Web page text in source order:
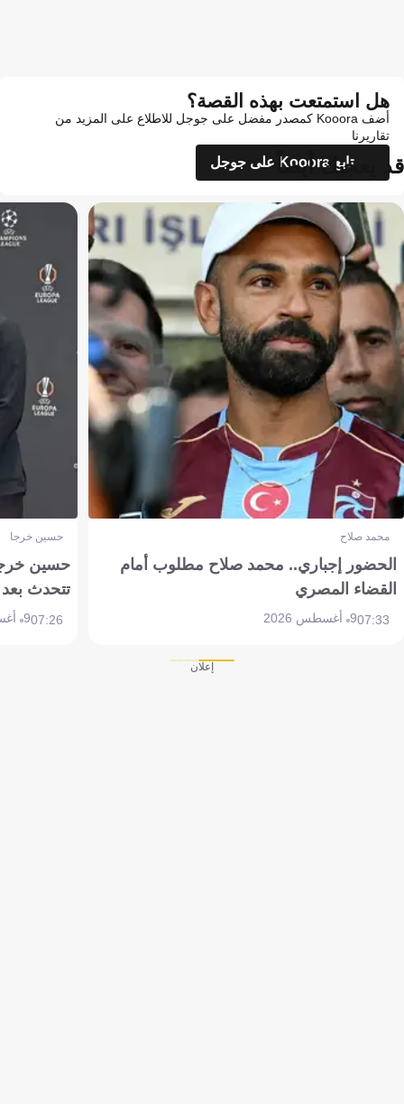
هل استمتعت بهذه القصة؟
أضف Kooora كمصدر مفضل على جوجل للاطلاع على المزيد من
تقاريرنا
تابع Kooora على جوجل
قد يعجبك أيضاً
محمد صلاح
الحضور إجباري.. محمد صلاح مطلوب أمام
القضاء المصري
07:339 أغسطس 2026
حسين خرجا
حسين
تتحدث
07:269 أغسطس 2026
إعلان